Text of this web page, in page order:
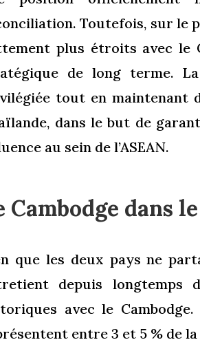
Toutefois, sur le
plus étroits avec le
de long terme.
tout en maintenant
dans le but de
au sein de l’ASEAN.
Cambodge dans
que les deux pays ne
depuis longtemps
avec le
entre 3 et 5 % de